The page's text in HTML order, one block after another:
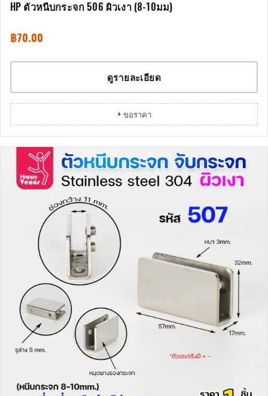
HP ตัวหนีบกระจก 506 ผิวเงา (8-10มม)
฿70.00
ดูรายละเอียด
+ ขอราคา